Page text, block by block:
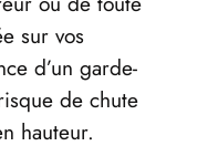
sur vos
d’un garde-
de chute
hauteur.